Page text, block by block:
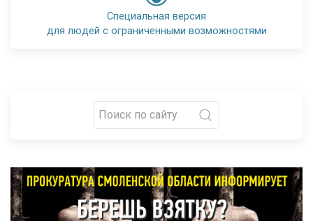
Специальная версия
для людей с ограниченными возможностями